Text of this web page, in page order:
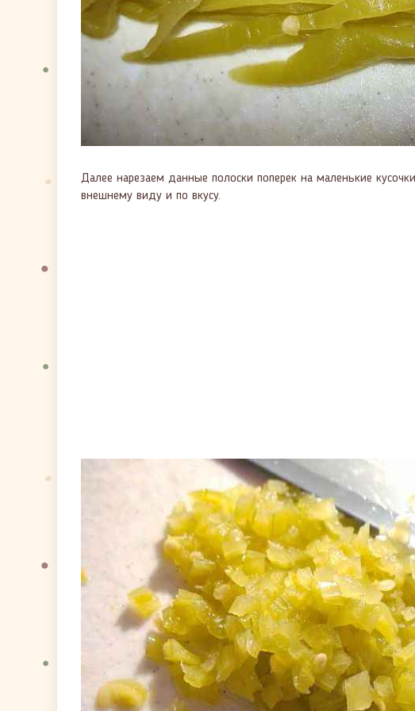
Далее нарезаем данные полоски поперек на маленькие
внешнему виду и по вкусу.